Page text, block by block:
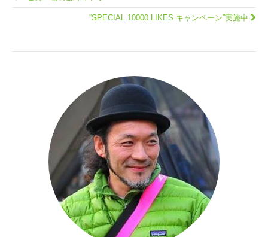
“SPECIAL 10000 LIKES キャンペーン”実施中